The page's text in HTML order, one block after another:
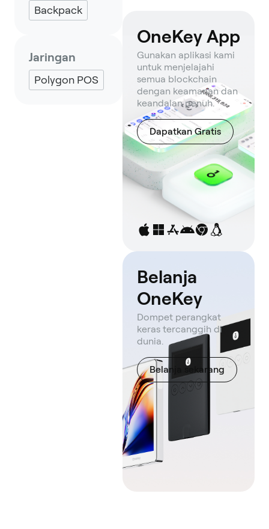
Backpack
Jaringan
Polygon POS
OneKey App
Gunakan aplikasi kami
untuk menjelajahi
semua blockchain
dengan keamanan dan
keandalan penuh.
Dapatkan Gratis
Belanja
OneKey
Dompet perangkat
keras tercanggih di
dunia.
Belanja sekarang